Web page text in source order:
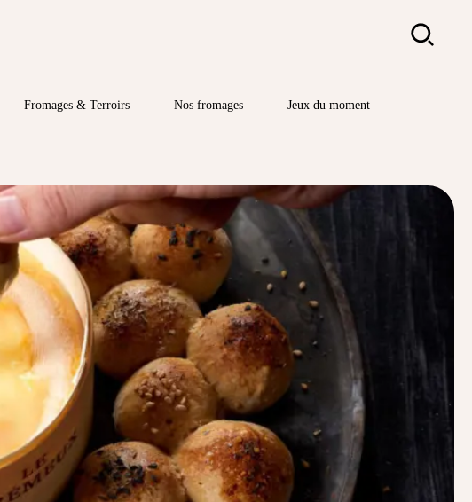
Rechercher
Fromages & Terroirs Nos fromages Jeux du moment